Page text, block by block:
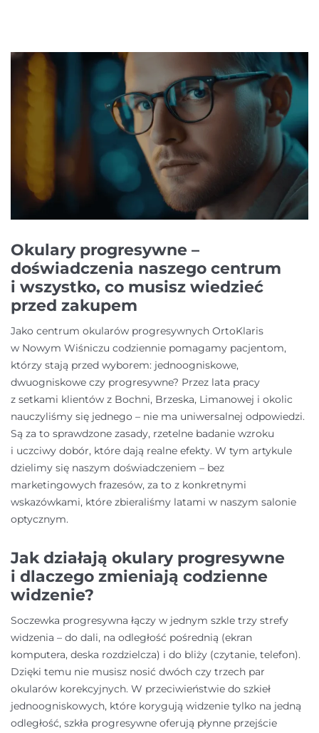
Okulary progresywne –
doświadczenia naszego centrum
i wszystko, co musisz wiedzieć
przed zakupem
Jako centrum okularów progresywnych OrtoKlaris
w Nowym Wiśniczu codziennie pomagamy pacjentom,
którzy stają przed wyborem: jednoogniskowe,
dwuogniskowe czy progresywne? Przez lata pracy
z setkami klientów z Bochni, Brzeska, Limanowej i okolic
nauczyliśmy się jednego – nie ma uniwersalnej odpowiedzi.
Są za to sprawdzone zasady, rzetelne badanie wzroku
i uczciwy dobór, które dają realne efekty. W tym artykule
dzielimy się naszym doświadczeniem – bez
marketingowych frazesów, za to z konkretnymi
wskazówkami, które zbieraliśmy latami w naszym salonie
optycznym.
Jak działają okulary progresywne
i dlaczego zmieniają codzienne
widzenie?
Soczewka progresywna łączy w jednym szkle trzy strefy
widzenia – do dali, na odległość pośrednią (ekran
komputera, deska rozdzielcza) i do bliży (czytanie, telefon).
Dzięki temu nie musisz nosić dwóch czy trzech par
okularów korekcyjnych. W przeciwieństwie do szkieł
jednoogniskowych, które korygują widzenie tylko na jedną
odległość, szkła progresywne oferują płynne przejście